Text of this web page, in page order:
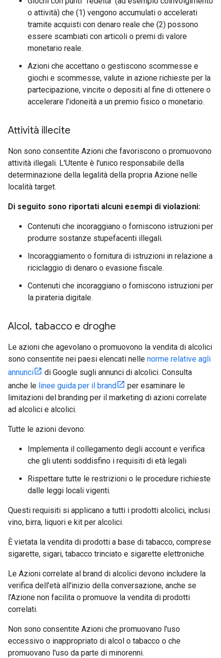
o attività) che (1) vengono accumulati o accelerati
tramite acquisti con denaro reale che (2) possono
essere scambiati con articoli o premi di valore
monetario reale.
Azioni che accettano o gestiscono scommesse e
giochi e scommesse, valute in azione richieste per la
partecipazione, vincite o depositi al fine di ottenere o
accelerare l'idoneità a un premio fisico o monetario.
Attività illecite
Non sono consentite Azioni che favoriscono o promuovono
attività illegali. L'Utente è l'unico responsabile della
determinazione della legalità della propria Azione nelle
località target.
Di seguito sono riportati alcuni esempi di violazioni:
Contenuti che incoraggiano o forniscono istruzioni per
produrre sostanze stupefacenti illegali.
Incoraggiamento o fornitura di istruzioni in relazione a
riciclaggio di denaro o evasione fiscale.
Contenuti che incoraggiano o forniscono istruzioni per
la pirateria digitale.
Alcol, tabacco e droghe
Le azioni che agevolano o promuovono la vendita di alcolici
sono consentite nei paesi elencati nelle norme relative agli
annunci
di Google sugli annunci di alcolici. Consulta
anche le linee guida per il brand
per esaminare le
limitazioni del branding per il marketing di azioni correlate
ad alcolici e alcolici.
Tutte le azioni devono:
Implementa il collegamento degli account e verifica
che gli utenti soddisfino i requisiti di età legali
Rispettare tutte le restrizioni o le procedure richieste
dalle leggi locali vigenti.
Questi requisiti si applicano a tutti i prodotti alcolici, inclusi
vino, birra, liquori e kit per alcolici.
È vietata la vendita di prodotti a base di tabacco, comprese
sigarette, sigari, tabacco trinciato e sigarette elettroniche.
Le Azioni correlate al brand di alcolici devono includere la
verifica dell'età all'inizio della conversazione, anche se
l'Azione non facilita o promuove la vendita di prodotti
correlati.
Non sono consentite Azioni che promuovano l'uso
eccessivo o inappropriato di alcol o tabacco o che
promuovano l'uso da parte di minorenni.